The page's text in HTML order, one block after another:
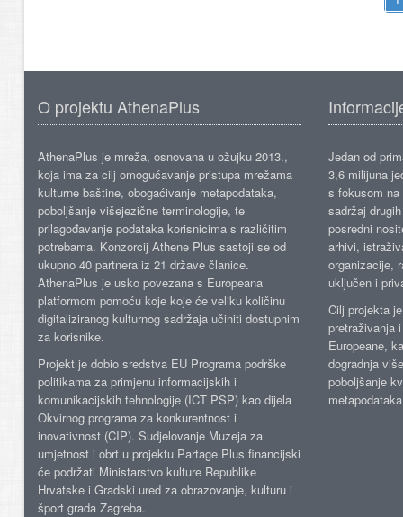
O projektu AthenaPlus
AthenaPlus je mreža, osnovana u ožujku 2013.,
koja ima za cilj omogućavanje pristupa mrežama
kulturne baštine, obogaćivanje metapodataka,
poboljšanje višejezične terminologije, te
prilagođavanje podataka korisnicima s različitim
potrebama. Konzorcij Athene Plus sastoji se od
ukupno 40 partnera iz 21 države članice.
AthenaPlus je usko povezana s Europeana
platformom pomoću koje koje će veliku količinu
digitaliziranog kulturnog sadržaja učiniti dostupnim
za korisnike.
Projekt je dobio sredstva EU Programa podrške
politikama za primjenu informacijskih i
komunikacijskih tehnologije (ICT PSP) kao dijela
Okvirnog programa za konkurentnost i
inovativnost (CIP). Sudjelovanje Muzeja za
umjetnost i obrt u projektu Partage Plus financijski
će podržati Ministarstvo kulture Republike
Hrvatske i Gradski ured za obrazovanje, kulturu i
šport grada Zagreba.
Jedan od
3,6 milijuna
s fokusom
sadržaj
posredni
arhivi,
organizacije,
uključen i
Cilj projekta
pretraživanja
Europeane,
dogradnja
poboljšanje